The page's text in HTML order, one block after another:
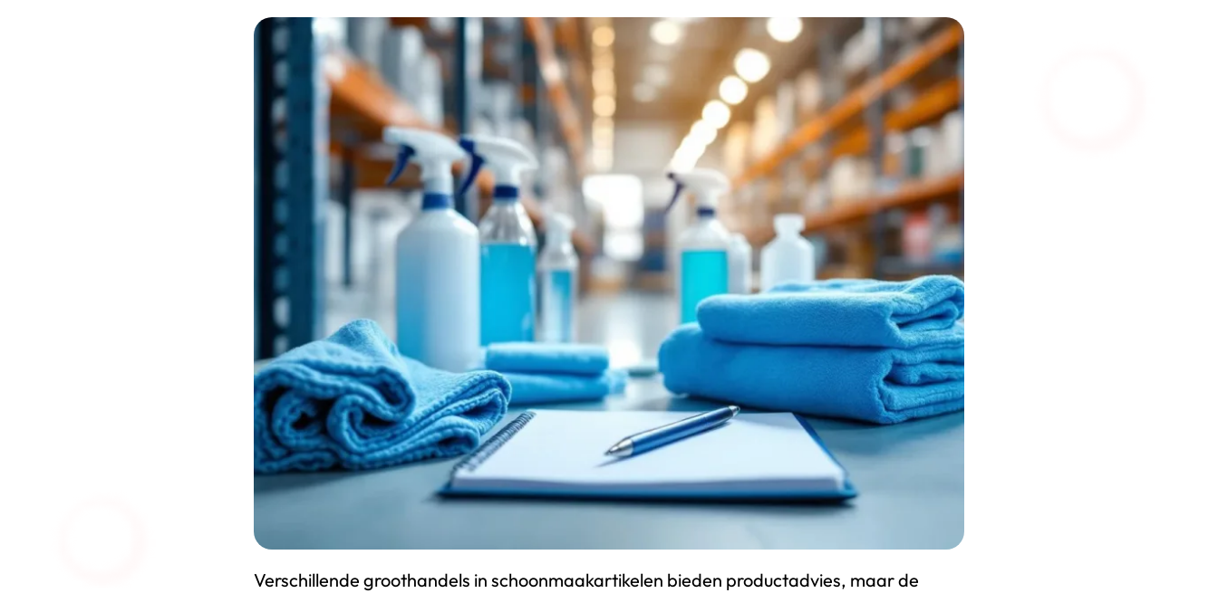
Verschillende groothandels in schoonmaakartikelen bieden productadvies, maar de